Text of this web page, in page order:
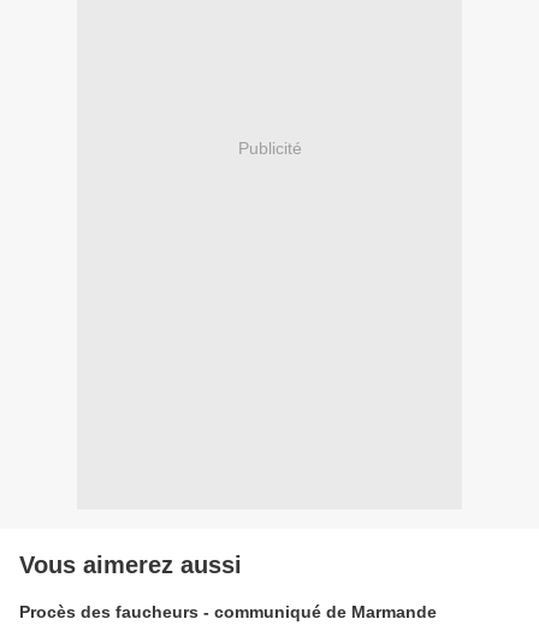
Publicité
Vous aimerez aussi
Procès des faucheurs - communiqué de Marmande